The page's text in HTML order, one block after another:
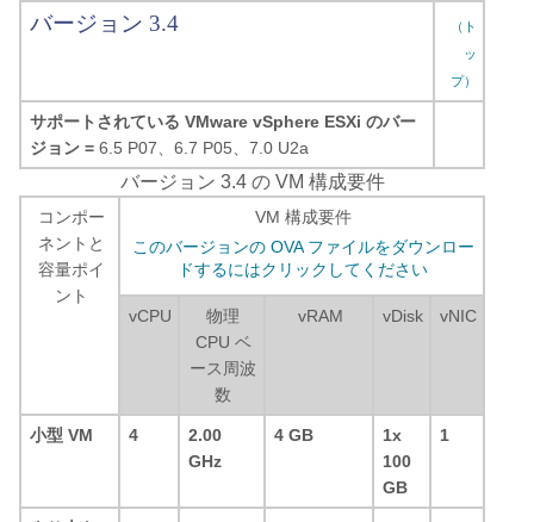
バージョン 3.4
（ト
ッ
プ）
サポートされている VMware vSphere ESXi のバー
ジョン = 6.5 P07、6.7 P05、7.0 U2a
バージョン 3.4 の VM 構成要件
コンポー
ネントと
容量ポイ
ント
VM 構成要件
このバージョンの OVA ファイルをダウンロー
ドするにはクリックしてください
vCPU
物理
CPU ベ
ース周波
数
vRAM vDisk vNIC
小型 VM 4
2.00
GHz
4 GB
1x
100
GB
1